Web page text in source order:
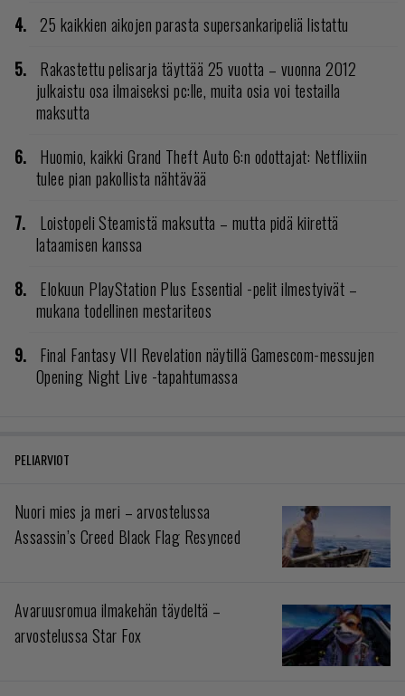
25 kaikkien aikojen parasta supersankaripeliä listattu
Rakastettu pelisarja täyttää 25 vuotta – vuonna 2012
julkaistu osa ilmaiseksi pc:lle, muita osia voi testailla
maksutta
Huomio, kaikki Grand Theft Auto 6:n odottajat: Netflixiin
tulee pian pakollista nähtävää
Loistopeli Steamistä maksutta – mutta pidä kiirettä
lataamisen kanssa
Elokuun PlayStation Plus Essential -pelit ilmestyivät –
mukana todellinen mestariteos
Final Fantasy VII Revelation näytillä Gamescom-messujen
Opening Night Live -tapahtumassa
PELIARVIOT
Nuori mies ja meri – arvostelussa
Assassin’s Creed Black Flag Resynced
Avaruusromua ilmakehän täydeltä –
arvostelussa Star Fox